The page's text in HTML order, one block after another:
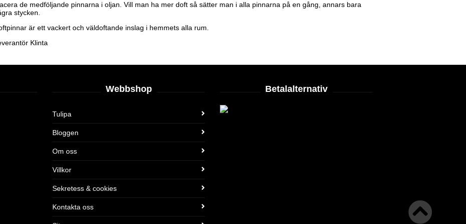
de medföljande pinnarna i oljan. Vill man ha mer doft så sätter man i alla pinnarna på en gång, annars bara
stycken.
är ett vackert och väldoftande inslag i hemmets alla rum.
Klinta
Webbshop
Tulipa
Bloggen
Om oss
Villkor
Sekretess & cookies
Kontakta oss
Betalalternativ